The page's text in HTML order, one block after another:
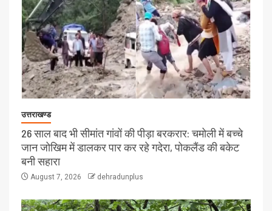
उत्तराखण्ड
26 साल बाद भी सीमांत गांवों की पीड़ा बरकरार: चमोली में बच्चे
जान जोखिम में डालकर पार कर रहे गदेरा, पोकलैंड की बकेट
बनी सहारा
August 7, 2026 dehradunplus